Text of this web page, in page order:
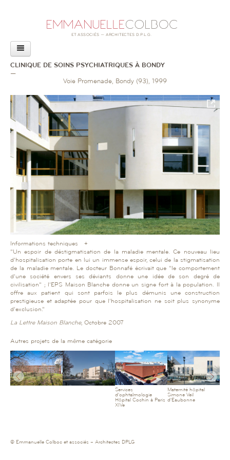
AGENCE
LOGEMENTS
BÂTIMENTS HOSPITALIERS
BÂTIMENTS POUR L’ENFANCE
BÂTIMENTS SCOLAIRES
BÂTIMENTS TERTIAIRES
AMÉNAGEMENTS INTÉRIEURS
CONCOURS
ACTUALITÉS
CONTACT
CLINIQUE DE SOINS PSYCHIATRIQUES À BONDY
—
Voie Promenade, Bondy (93), 1999
Informations techniques +
“Un espoir de déstigmatisation de la maladie mentale. Ce nouveau lieu
d’hospitalisation porte en lui un immense espoir, celui de la stigmatisation
de la maladie mentale. Le docteur Bonnafé écrivait que “le comportement
d’une société envers ses déviants donne une idée de son degré de
civilisation” ; l’EPS Maison Blanche donne un signe fort à la population. Il
offre aux patient qui sont parfois le plus démunis une construction
prestigieuse et adaptée pour que l’hospitalisation ne soit plus synonyme
d’exclusion.“
La Lettre Maison Blanche, Octobre 2007
Autres projets de la même catégorie
Services
d'ophtalmologie
Hôpital Cochin à Paris
XIVe
Maternité hôpital
Simone Veil
d'Eaubonne
© Emmanuelle Colboc et associés – Architectes DPLG